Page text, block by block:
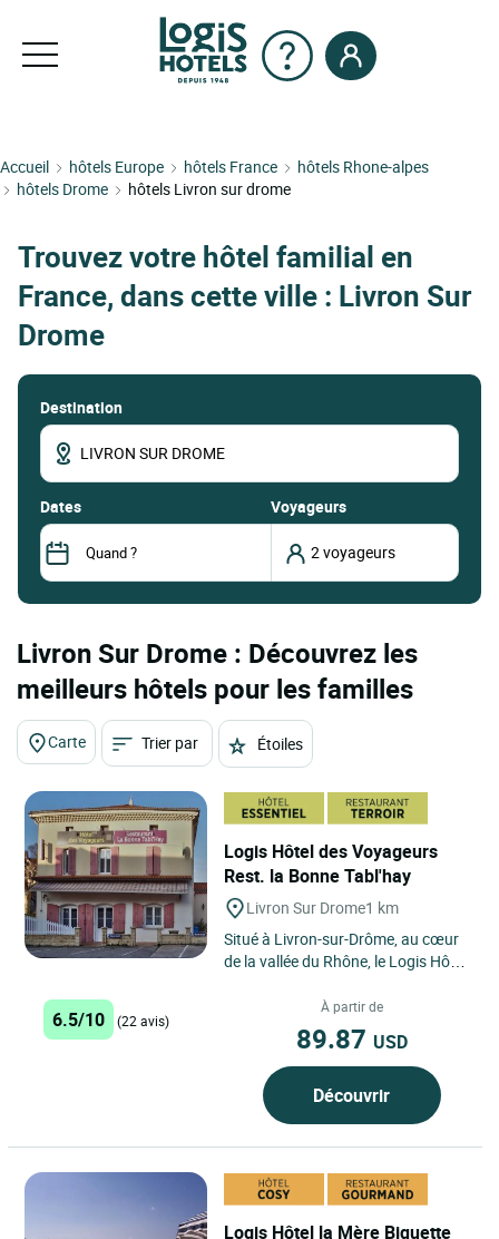
Accueil hôtels Europe hôtels France
hôtels Rhone-alpes
hôtels Drome
hôtels Livron sur drome
Trouvez votre hôtel familial en
France, dans cette ville : Livron Sur
Drome
Destination
dates Voyageurs
Livron Sur Drome : Découvrez les
meilleurs hôtels pour les familles
Carte Trier par Étoiles
Logis Hôtel des Voyageurs
Rest. la Bonne Tabl'hay
Livron Sur Drome1 km
Situé à Livron-sur-Drôme, au cœur
de la vallée du Rhône, le Logis Hôtel
6.5/10 (22 avis)
À partir de
89.87 USD
Découvrir
Logis Hôtel la Mère Biquette